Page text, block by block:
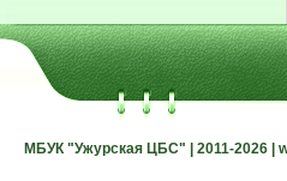
МБУК "Ужурская ЦБС" | 2011-2026 |
МБУК "Ужурская ЦБС" | 2011-2026 |